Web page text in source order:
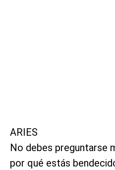
ARIES
No debes preguntarse
por qué estás